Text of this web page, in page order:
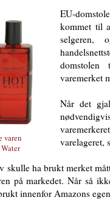
varen
EU-
kommet til
varemerket
Når det
varelageret,
skulle ha brukt merket
på markedet. Når så
innenfor Amazons